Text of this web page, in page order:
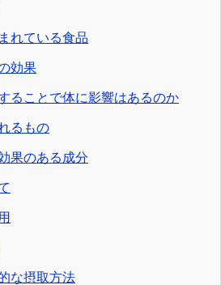
れている食品
効果
ることで体に影響はあるのか
るもの
果のある成分
な摂取方法